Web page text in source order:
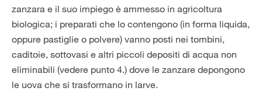
zanzara e il suo impiego è ammesso in agricoltura
biologica; i preparati che lo contengono (in forma liquida,
oppure pastiglie o polvere) vanno posti nei tombini,
caditoie, sottovasi e altri piccoli depositi di acqua non
eliminabili (vedere punto 4.) dove le zanzare depongono
le uova che si trasformano in larve.